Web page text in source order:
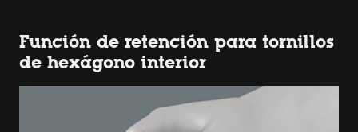
Función de retención para tornillos
de hexágono interior